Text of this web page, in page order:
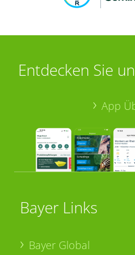
Entdecken Sie
App
Bayer Links
Bayer Global